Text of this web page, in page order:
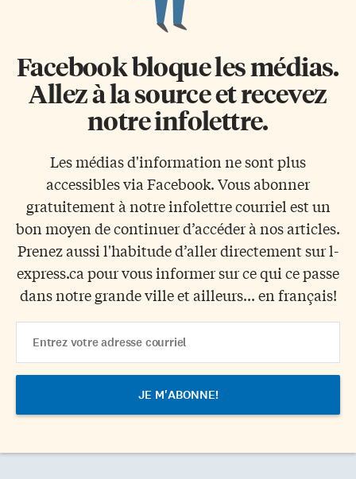
Facebook bloque les médias.
Allez à la source et recevez
notre infolettre.
Les médias d'information ne sont plus
accessibles via Facebook. Vous abonner
gratuitement à notre infolettre courriel est un
bon moyen de continuer d’accéder à nos articles.
Prenez aussi l'habitude d’aller directement sur l-
express.ca pour vous informer sur ce qui ce passe
dans notre grande ville et ailleurs... en français!
Address